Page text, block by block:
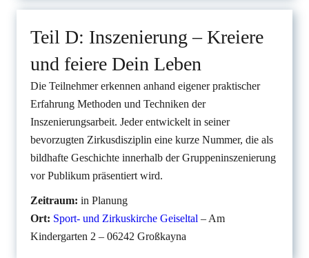
Teil D: Inszenierung – Kreiere
und feiere Dein Leben
Die Teilnehmer erkennen anhand eigener praktischer
Erfahrung Methoden und Techniken der
Inszenierungsarbeit. Jeder entwickelt in seiner
bevorzugten Zirkusdisziplin eine kurze Nummer, die als
bildhafte Geschichte innerhalb der Gruppeninszenierung
vor Publikum präsentiert wird.
Zeitraum: in Planung
Ort: Sport- und Zirkuskirche Geiseltal – Am
Kindergarten 2 – 06242 Großkayna